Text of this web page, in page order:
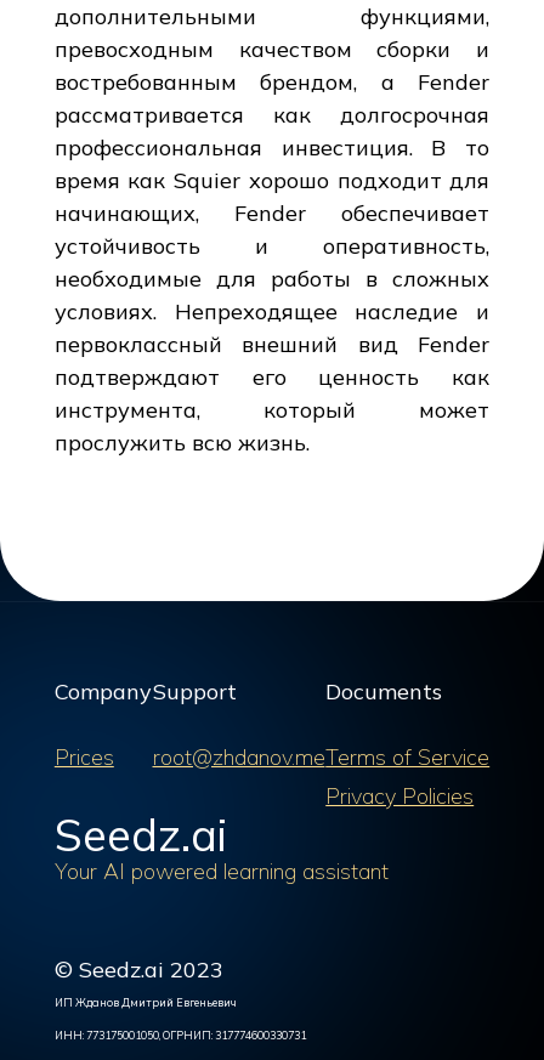
дополнительными функциями,
превосходным качеством сборки и
востребованным брендом, а Fender
рассматривается как долгосрочная
профессиональная инвестиция. В то
время как Squier хорошо подходит для
начинающих, Fender обеспечивает
устойчивость и оперативность,
необходимые для работы в сложных
условиях. Непреходящее наследие и
первоклассный внешний вид Fender
подтверждают его ценность как
инструмента, который может
прослужить всю жизнь.
Company
Prices
Support
root@zhdanov.me
Documents
Terms of Service
Privacy Policies
Seedz.ai
Your AI powered learning assistant
© Seedz.ai 2023
ИП Жданов Дмитрий Евгеньевич
ИНН: 773175001050, ОГРНИП: 317774600330731